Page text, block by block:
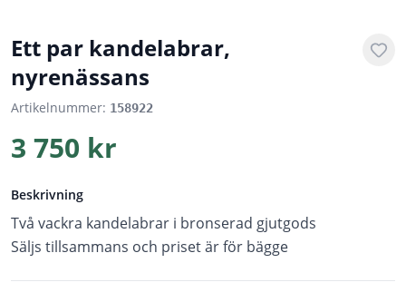
Ett par kandelabrar,
nyrenässans
Artikelnummer: 158922
3 750 kr
Beskrivning
Två vackra kandelabrar i bronserad gjutgods
Säljs tillsammans och priset är för bägge